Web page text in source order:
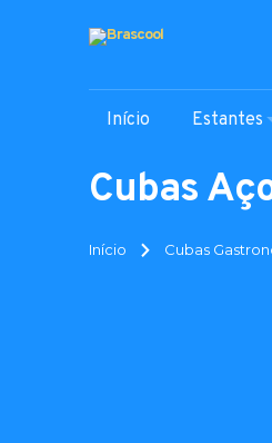
Início Estantes
Cubas
Início Cubas